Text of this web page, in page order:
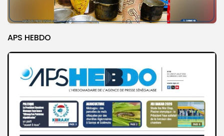
APS HEBDO